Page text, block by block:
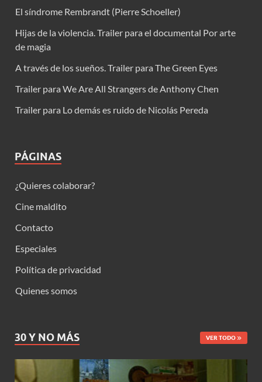
El síndrome Rembrandt (Pierre Schoeller)
Hijas de la violencia. Trailer para el documental Por arte
de magia
A través de los sueños. Trailer para The Green Eyes
Trailer para We Are All Strangers de Anthony Chen
Trailer para Lo demás es ruido de Nicolás Pereda
PÁGINAS
¿Quieres colaborar?
Cine maldito
Contacto
Especiales
Política de privacidad
Quienes somos
30 Y NO MÁS VER TODO